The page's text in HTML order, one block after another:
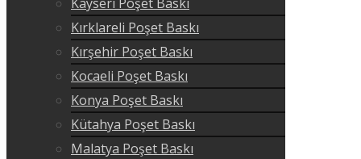
Kırklareli Poşet Baskı
Kırşehir Poşet Baskı
Kocaeli Poşet Baskı
Konya Poşet Baskı
Kütahya Poşet Baskı
Malatya Poşet Baskı